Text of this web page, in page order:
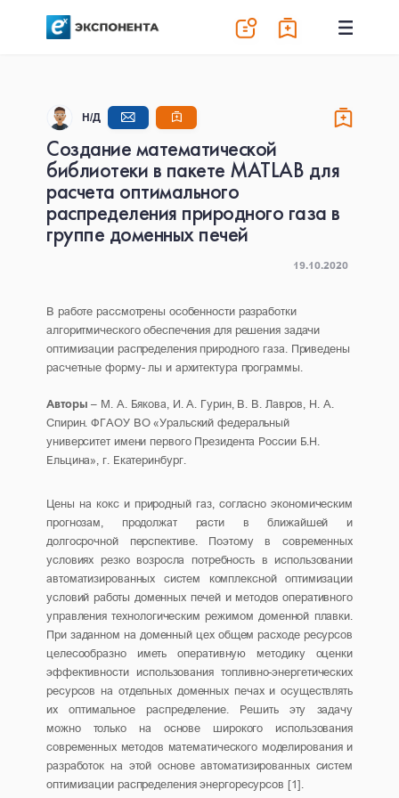
Н/Д
Создание математической
библиотеки в пакете MATLAB для
расчета оптимального
распределения природного газа в
группе доменных печей
19.10.2020
В работе рассмотрены особенности разработки
алгоритмического обеспечения для решения задачи
оптимизации распределения природного газа. Приведены
расчетные форму- лы и архитектура программы.
Авторы – М. А. Бякова, И. А. Гурин, В. В. Лавров, Н. А.
Спирин. ФГАОУ ВО «Уральский федеральный
университет имени первого Президента России Б.Н.
Ельцина», г. Екатеринбург.
Цены на кокс и природный газ, согласно экономическим
прогнозам, продолжат расти в ближайшей и
долгосрочной перспективе. Поэтому в современных
условиях резко возросла потребность в использовании
автоматизированных систем комплексной оптимизации
условий работы доменных печей и методов оперативного
управления технологическим режимом доменной плавки.
При заданном на доменный цех общем расходе ресурсов
целесообразно иметь оперативную методику оценки
эффективности использования топливно-энергетических
ресурсов на отдельных доменных печах и осуществлять
их оптимальное распределение. Решить эту задачу
можно только на основе широкого использования
современных методов математического моделирования и
разработок на этой основе автоматизированных систем
оптимизации распределения энергоресурсов [1].